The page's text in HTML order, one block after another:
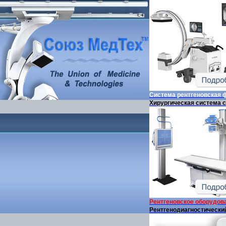
Система рентгеновская
Хирургическая система
Рентгеновское